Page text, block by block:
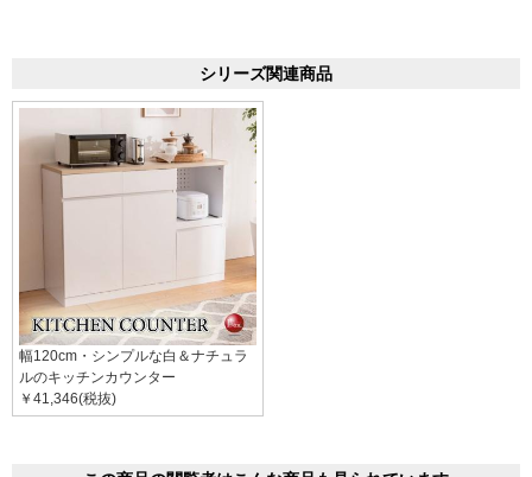
シリーズ関連商品
幅120cm・シンプルな白＆ナチュラ
ルのキッチンカウンター
￥41,346(税抜)